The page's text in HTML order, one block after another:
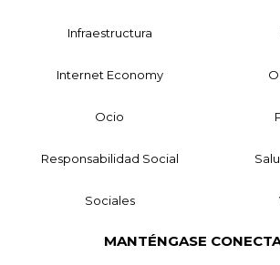
Infraestructura
Internet Economy
Ocio
Responsabilidad Social
Sociales
MANTÉNGASE